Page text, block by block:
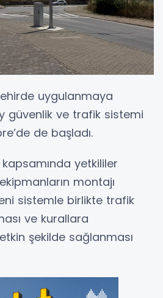
uygulanmaya
güvenlik ve trafik sistemi
de başladı.
yetkililer
montajı
sistemle birlikte trafik
ve kurallara
şekilde sağlanması